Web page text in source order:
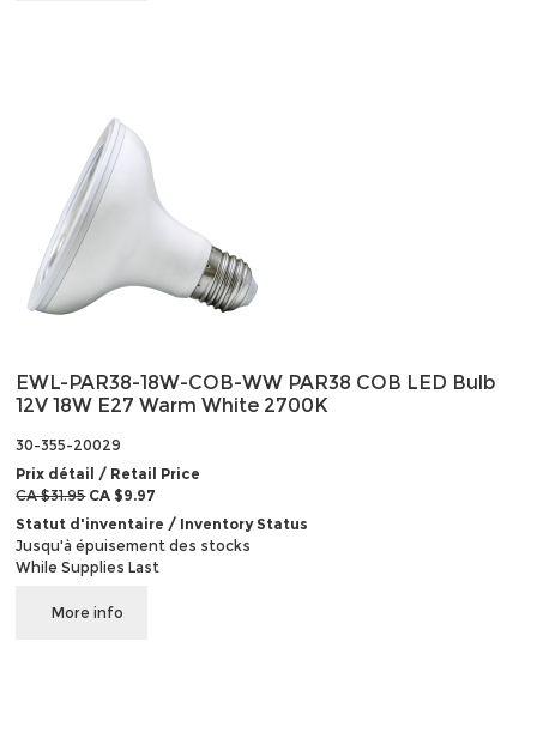
EWL-PAR38-18W-COB-WW PAR38 COB LED Bulb
12V 18W E27 Warm White 2700K
30-355-20029
Prix détail / Retail Price
CA $31.95CA $9.97
Statut d'inventaire / Inventory Status
Jusqu'à épuisement des stocks
While Supplies Last
More info